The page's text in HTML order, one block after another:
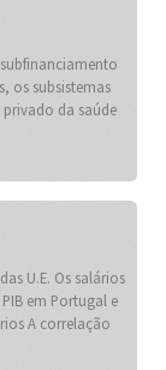
os subsistemas
da saúde
U.E. Os salários
em Portugal e
A correlação